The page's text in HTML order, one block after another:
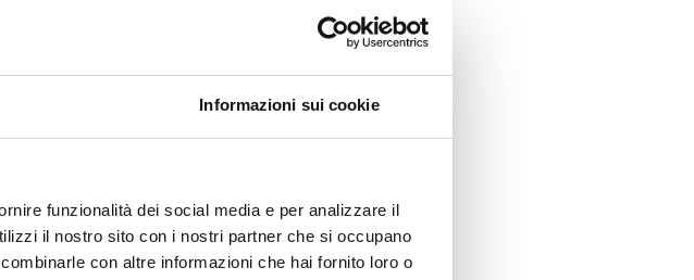
Informazioni sui cookie
funzionalità dei social media e per analizzare il
il nostro sito con i nostri partner che si occupano
con altre informazioni che hai fornito loro o